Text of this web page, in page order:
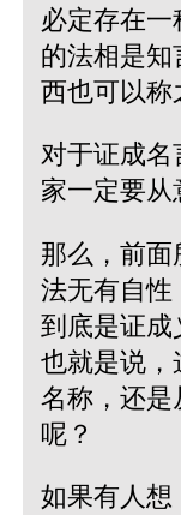
必定存在
的法相是
西也可以称
对于证成名
家一定要从
那么，前面
法无有自性
到底是证成
也就是说，
名称，还是
呢？
如果有人想